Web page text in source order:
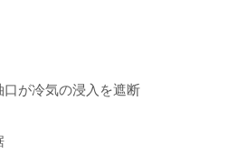
が冷気の浸入を遮断